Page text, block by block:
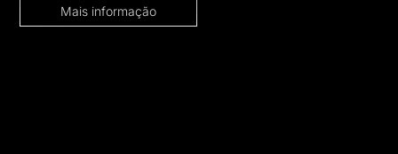
Mais informação